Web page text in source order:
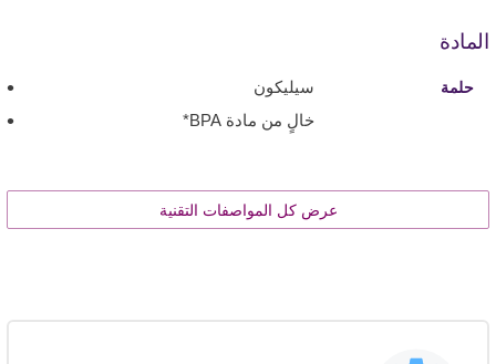
المادة
حلمة
سيليكون
خالٍ من مادة BPA*
عرض كل المواصفات التقنية